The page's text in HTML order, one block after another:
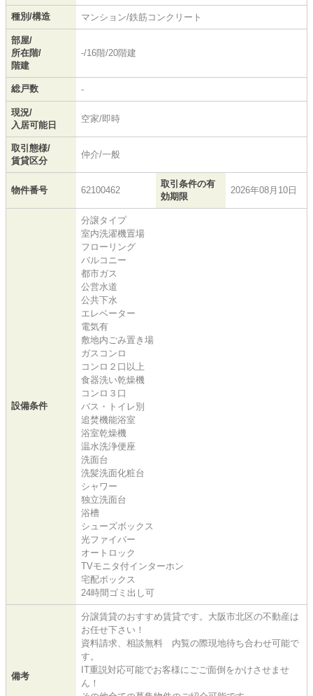
種別/構造 マンション/鉄筋コンクリート
部屋/
所在階/
階建
-/16階/20階建
総戸数 -
現況/
入居可能日
空家/即時
取引態様/
賃貸区分
仲介/一般
物件番号 62100462
取引条件の有
効期限
2026年08月10日
設備条件
分譲タイプ
室内洗濯機置場
フローリング
バルコニー
都市ガス
公営水道
公共下水
エレベーター
電気有
敷地内ごみ置き場
ガスコンロ
コンロ２口以上
食器洗い乾燥機
コンロ３口
バス・トイレ別
追焚機能浴室
浴室乾燥機
温水洗浄便座
洗面台
洗髪洗面化粧台
シャワー
独立洗面台
浴槽
シューズボックス
光ファイバー
オートロック
TVモニタ付インターホン
宅配ボックス
24時間ゴミ出し可
備考
分譲賃貸のおすすめ賃貸です。大阪市北区の不動産は
お任せ下さい！
資料請求、相談無料 内覧の際現地待ち合わせ可能で
す。
IT重説対応可能でお客様にごご面倒をかけさせませ
ん！